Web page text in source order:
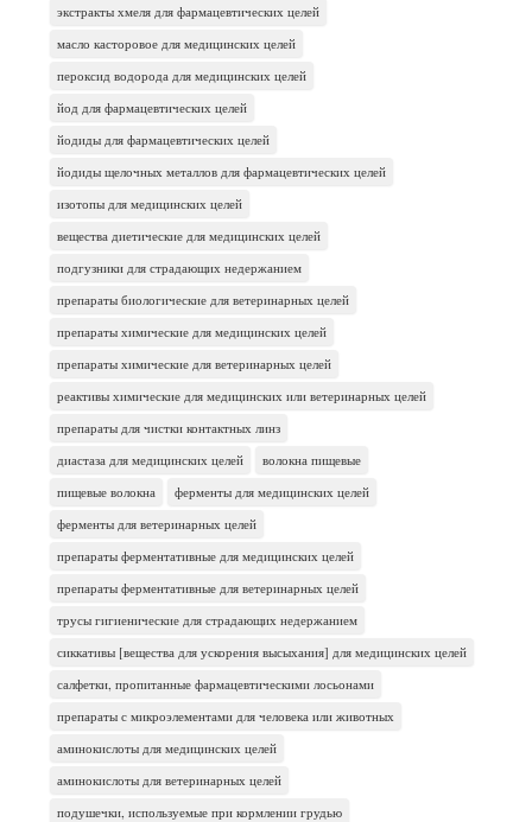
экстракты хмеля для фармацевтических целей
масло касторовое для медицинских целей
пероксид водорода для медицинских целей
йод для фармацевтических целей
йодиды для фармацевтических целей
йодиды щелочных металлов для фармацевтических целей
изотопы для медицинских целей
вещества диетические для медицинских целей
подгузники для страдающих недержанием
препараты биологические для ветеринарных целей
препараты химические для медицинских целей
препараты химические для ветеринарных целей
реактивы химические для медицинских или ветеринарных целей
препараты для чистки контактных линз
диастаза для медицинских целей
волокна пищевые
пищевые волокна
ферменты для медицинских целей
ферменты для ветеринарных целей
препараты ферментативные для медицинских целей
препараты ферментативные для ветеринарных целей
трусы гигиенические для страдающих недержанием
сиккативы [вещества для ускорения высыхания] для медицинских целей
салфетки, пропитанные фармацевтическими лосьонами
препараты с микроэлементами для человека или животных
аминокислоты для медицинских целей
аминокислоты для ветеринарных целей
подушечки, используемые при кормлении грудью